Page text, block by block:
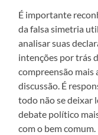
É importante
da falsa simetria
analisar suas
intenções por trás
compreensão mais
discussão. É
todo não se deixar
debate político
com o bem comum.